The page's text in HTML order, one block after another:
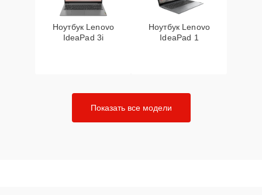
Ноутбук Lenovo
IdeaPad 3i
Ноутбук Lenovo
IdeaPad 1
Показать все модели